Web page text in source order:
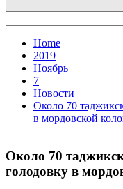
for:
Home
2019
Ноябрь
7
Новости
Около 70
в мордовской
Около 70
голодовку в